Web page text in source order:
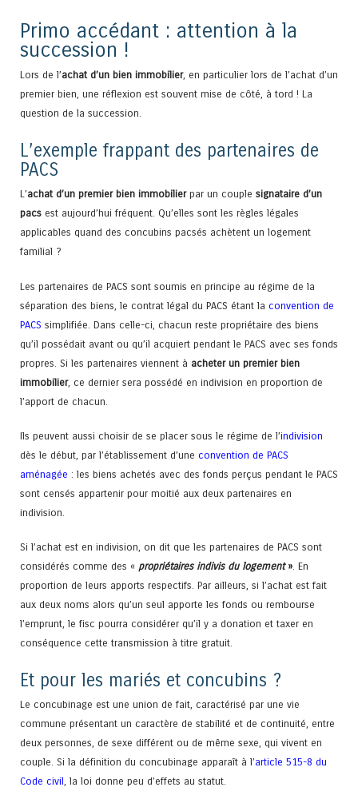
Primo accédant : attention à la
succession !
Lors de l’achat d’un bien immobilier, en particulier lors de l’achat d’un
premier bien, une réflexion est souvent mise de côté, à tord ! La
question de la succession.
L’exemple frappant des partenaires de
PACS
L’achat d’un premier bien immobilierpar un couple signataire d’un
pacs est aujourd’hui fréquent. Qu’elles sont les règles légales
applicables quand des concubins pacsés achètent un logement
familial ?
Les partenaires de PACS sont soumis en principe au régime de la
séparation des biens, le contrat légal du PACS étant la convention de
PACS simplifiée. Dans celle-ci, chacun reste propriétaire des biens
qu’il possédait avant ou qu’il acquiert pendant le PACS avec ses fonds
propres. Si les partenaires viennent à acheter un premier bien
immobilier, ce dernier sera possédé en indivision en proportion de
l’apport de chacun.
Ils peuvent aussi choisir de se placer sous le régime de l’indivision
dès le début, par l’établissement d’une convention de PACS
aménagée : les biens achetés avec des fonds perçus pendant le PACS
sont censés appartenir pour moitié aux deux partenaires en
indivision.
Si l’achat est en indivision, on dit que les partenaires de PACS sont
considérés comme des « propriétaires indivis du logement» . En
proportion de leurs apports respectifs. Par ailleurs, si l’achat est fait
aux deux noms alors qu’un seul apporte les fonds ou rembourse
l’emprunt, le fisc pourra considérer qu’il y a donation et taxer en
conséquence cette transmission à titre gratuit.
Et pour les mariés et concubins ?
Le concubinage est une union de fait, caractérisé par une vie
commune présentant un caractère de stabilité et de continuité, entre
deux personnes, de sexe différent ou de même sexe, qui vivent en
couple. Si la définition du concubinage apparaît à l’article 515-8 du
Code civil, la loi donne peu d’effets au statut.